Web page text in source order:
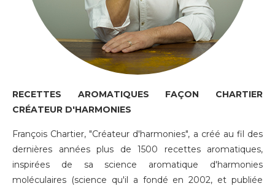
RECETTES AROMATIQUES FAÇON CHARTIER
CRÉATEUR D'HARMONIES
François Chartier, "Créateur d'harmonies", a créé au fil des
dernières années plus de 1500 recettes aromatiques,
inspirées de sa science aromatique d'harmonies
moléculaires (science qu'il a fondé en 2002, et publiée